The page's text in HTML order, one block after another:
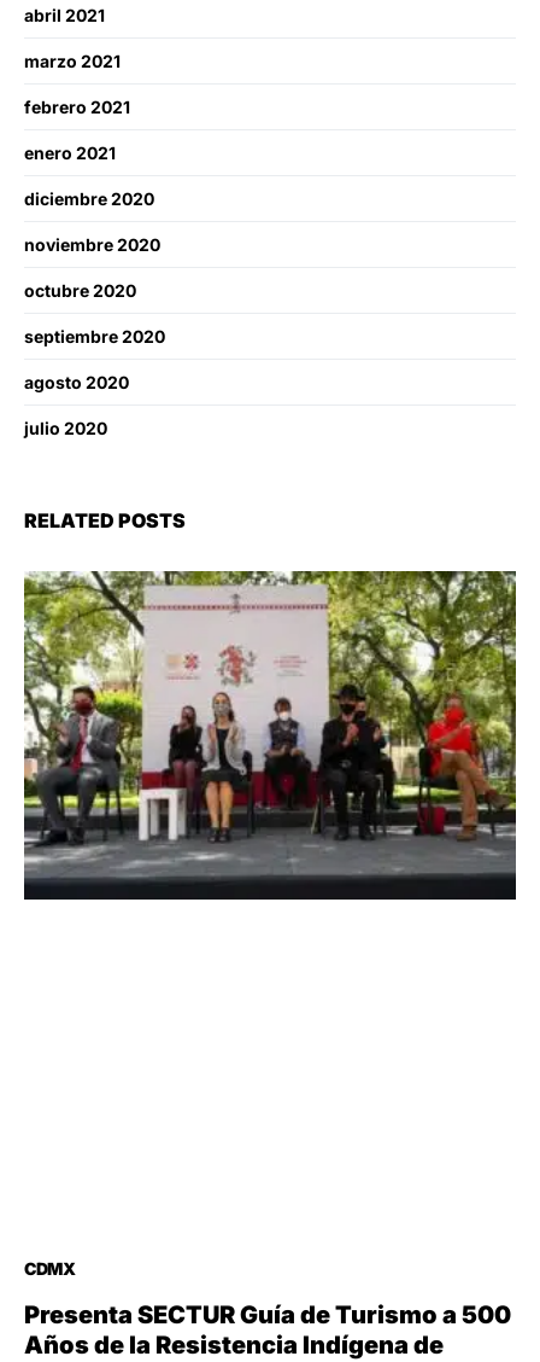
abril 2021
marzo 2021
febrero 2021
enero 2021
diciembre 2020
noviembre 2020
octubre 2020
septiembre 2020
agosto 2020
julio 2020
RELATED POSTS
CDMX
Presenta SECTUR Guía de Turismo a 500
Años de la Resistencia Indígena de